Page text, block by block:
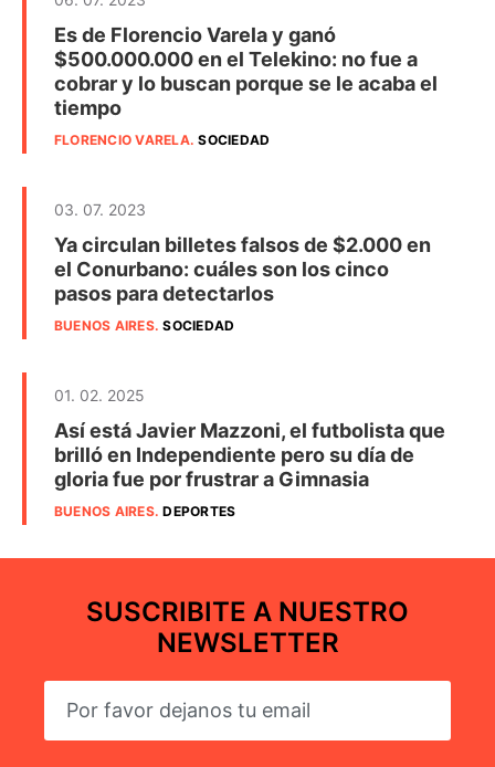
Es de Florencio Varela y ganó
$500.000.000 en el Telekino: no fue a
cobrar y lo buscan porque se le acaba el
tiempo
FLORENCIO VARELA.SOCIEDAD
03. 07. 2023
Ya circulan billetes falsos de $2.000 en
el Conurbano: cuáles son los cinco
pasos para detectarlos
BUENOS AIRES.SOCIEDAD
01. 02. 2025
Así está Javier Mazzoni, el futbolista que
brilló en Independiente pero su día de
gloria fue por frustrar a Gimnasia
BUENOS AIRES.DEPORTES
SUSCRIBITE A NUESTRO
NEWSLETTER